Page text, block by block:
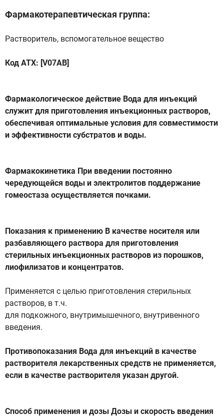
Фармакотерапевтическая группа:
Растворитель, вспомогательное вещество
Код ATX: [V07AB]
Фармакологическое действие Вода для инъекций
служит для приготовления инъекционных растворов,
обеспечивая оптимальные условия для совместимости
и эффективности субстратов и воды.
Фармакокинетика При введении постоянно
чередующейся воды и электролитов поддержание
гомеостаза осуществляется почками.
Показания к применению В качестве носителя или
разбавляющего раствора для приготовления
стерильных инъекционных растворов из порошков,
лиофилизатов и концентратов.
Применяется с целью приготовления стерильных
растворов, в т.ч.
для подкожного, внутримышечного, внутривенного
введения.
Противопоказания Вода для инъекций в качестве
растворителя лекарственных средств не применяется,
если в качестве растворителя указан другой.
Способ применения и дозы Дозы и скорость введения